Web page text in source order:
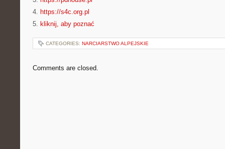
4. https://s4c.org.pl
5. kliknij, aby poznać
CATEGORIES: NARCIARSTWO ALPEJSKIE
Comments are closed.